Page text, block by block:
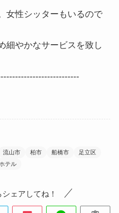
女性シッターもいるので
細やかなサービスを致し
流山市 柏市 船橋市
足立区
テル
ェアしてね！